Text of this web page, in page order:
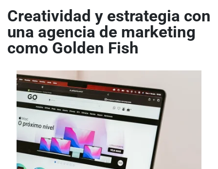
Creatividad y estrategia con
una agencia de marketing
como Golden Fish